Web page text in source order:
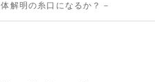
解明の糸口になるか？－